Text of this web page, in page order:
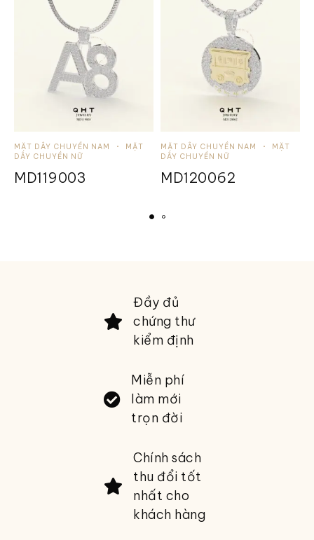
MẶT DÂY CHUYỀN NAM
MẶT
DÂY CHUYỀN NỮ
MD119003
MẶT DÂY CHUYỀN NAM
MẶT
DÂY CHUYỀN NỮ
MD120062
Đầy đủ
chứng thư
kiểm định
Miễn phí
làm mới
trọn đời
Chính sách
thu đổi tốt
nhất cho
khách hàng